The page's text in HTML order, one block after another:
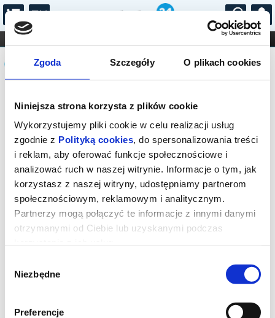
Zgoda Szczegóły O plikach cookies
Niniejsza strona korzysta z plików cookie
Wykorzystujemy pliki cookie w celu realizacji usług
zgodnie z Polityką cookies, do spersonalizowania treści
i reklam, aby oferować funkcje społecznościowe i
analizować ruch w naszej witrynie. Informacje o tym, jak
korzystasz z naszej witryny, udostępniamy partnerom
społecznościowym, reklamowym i analitycznym.
Partnerzy mogą połączyć te informacje z innymi danymi
otrzymanymi od Ciebie lub uzyskanymi podczas
zgody
Niezbędne
Preferencje
...
FILHARMONIA OPERA I BALET
STAND-UP
DLA DZIECI
Komunikat
Sprzedaż biletów on-line na wydarzenie
została zakończona.